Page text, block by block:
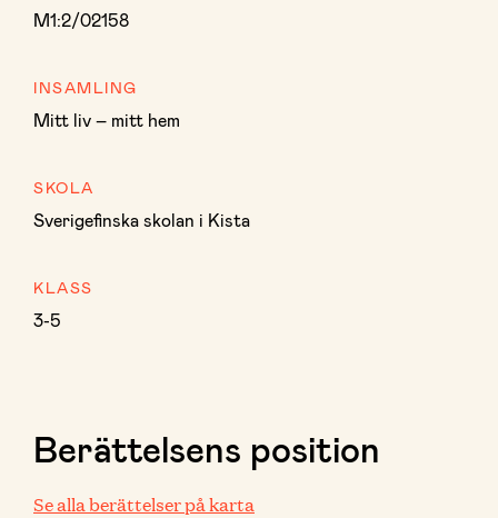
M1:2/02158
INSAMLING
Mitt liv – mitt hem
SKOLA
Sverigefinska skolan i Kista
KLASS
3-5
Berättelsens position
Se alla berättelser på karta